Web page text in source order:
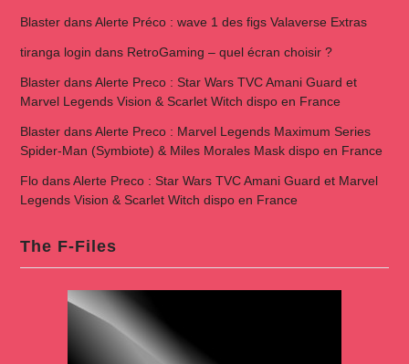
BlasterdansAlerte Préco : wave 1 des figs Valaverse Extras
tiranga login dans RetroGaming – quel écran choisir ?
BlasterdansAlerte Preco : Star Wars TVC Amani Guard et
Marvel Legends Vision & Scarlet Witch dispo en France
BlasterdansAlerte Preco : Marvel Legends Maximum Series
Spider-Man (Symbiote) & Miles Morales Mask dispo en France
FlodansAlerte Preco : Star Wars TVC Amani Guard et Marvel
Legends Vision & Scarlet Witch dispo en France
The F-Files